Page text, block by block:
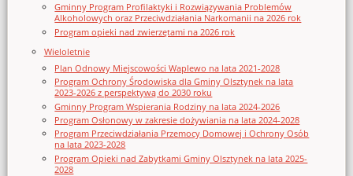
Gminny Program Profilaktyki i Rozwiązywania Problemów
Alkoholowych oraz Przeciwdziałania Narkomanii na 2026 rok
Program opieki nad zwierzętami na 2026 rok
Wieloletnie
Plan Odnowy Miejscowości Waplewo na lata 2021-2028
Program Ochrony Środowiska dla Gminy Olsztynek na lata
2023-2026 z perspektywą do 2030 roku
Gminny Program Wspierania Rodziny na lata 2024-2026
Program Osłonowy w zakresie dożywiania na lata 2024-2028
Program Przeciwdziałania Przemocy Domowej i Ochrony Osób
na lata 2023-2028
Program Opieki nad Zabytkami Gminy Olsztynek na lata 2025-
2028